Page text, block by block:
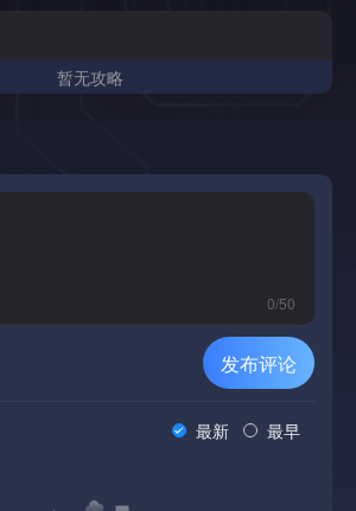
择，每个场景都提供不同的视觉和更具挑
控制和快速的行动使每一次运行激烈，具
你的任务很简单: 生存足够长的时间来接
人波浪，在敌人后方执行独奏任务，目标
摧毁死亡月球站道奇小行星和敌人火力到
爆炸炸弹多艘船和太空场景从具有经典科
中进行选择简单，响应控件专为快速动
的运行非常适合街机射击爱好者
暂无攻略
0/50
发布评论
最新 最早